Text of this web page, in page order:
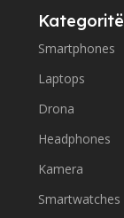
Kategoritë
Smartphones
Laptops
Drona
Headphones
Kamera
Smartwatches